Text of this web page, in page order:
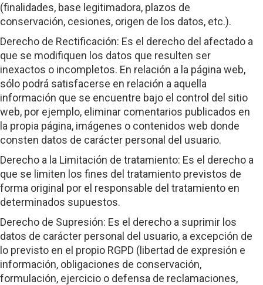
(finalidades, base legitimadora, plazos de
conservación, cesiones, origen de los datos, etc.).
Derecho de Rectificación: Es el derecho del afectado a
que se modifiquen los datos que resulten ser
inexactos o incompletos. En relación a la página web,
sólo podrá satisfacerse en relación a aquella
información que se encuentre bajo el control del sitio
web, por ejemplo, eliminar comentarios publicados en
la propia página, imágenes o contenidos web donde
consten datos de carácter personal del usuario.
Derecho a la Limitación de tratamiento: Es el derecho a
que se limiten los fines del tratamiento previstos de
forma original por el responsable del tratamiento en
determinados supuestos.
Derecho de Supresión: Es el derecho a suprimir los
datos de carácter personal del usuario, a excepción de
lo previsto en el propio RGPD (libertad de expresión e
información, obligaciones de conservación,
formulación, ejercicio o defensa de reclamaciones,